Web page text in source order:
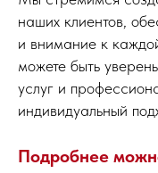
наших клиентов,
и внимание к
можете быть
услуг и
индивидуальный
Подробнее